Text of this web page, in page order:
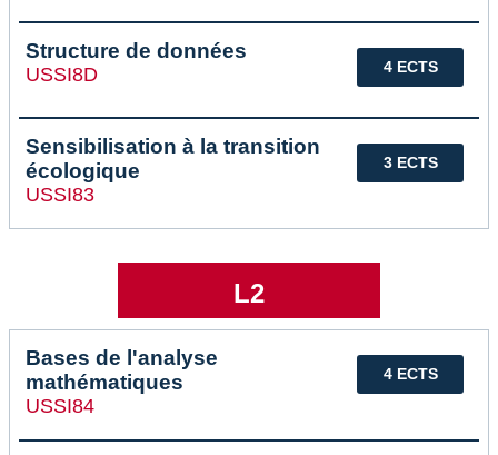
4 ECTS
Structure de données
USSI8D
3 ECTS
Sensibilisation à la transition
écologique
USSI83
L2
4 ECTS
Bases de l'analyse
mathématiques
USSI84